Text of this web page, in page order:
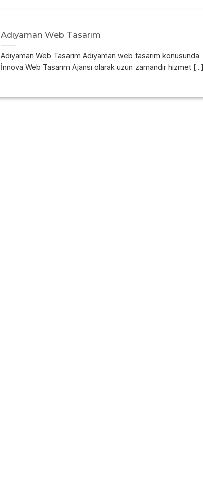
Adıyaman Web Tasarım
Adıyaman Web Tasarım Adıyaman web tasarım konusunda
İnnova Web Tasarım Ajansı olarak uzun zamandır hizmet [...]